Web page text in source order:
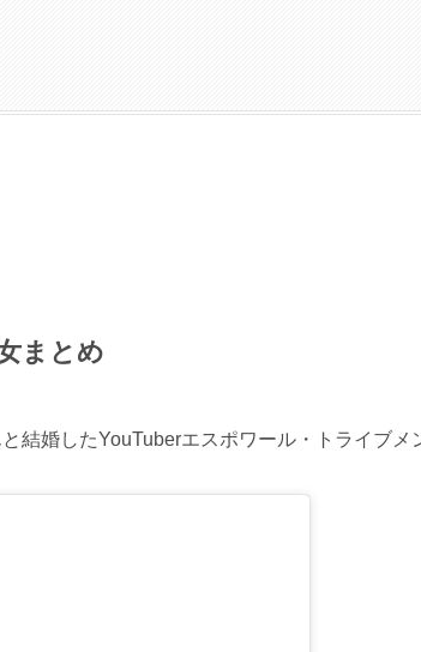
まとめ
結婚したYouTuberエスポワール・トライブメ